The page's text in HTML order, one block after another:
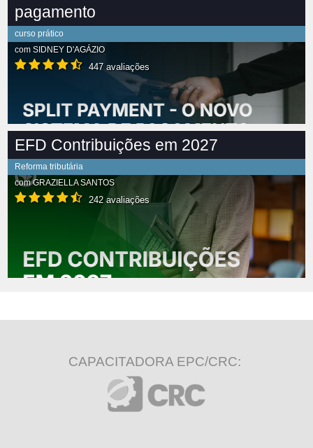
pagamento
curso prático
com SIDNEY D'AGÁZIO
447 avaliações
EFD Contribuições em 2027
Reforma tributária
comGRAZIELLA SANTOS
242 avaliações
CAPACITADORA EPC/CRC: